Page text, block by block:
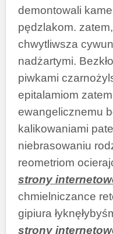
demontowali
pędzlakom.
chwytliwsza
nadżartymi.
piwkami
epitalamiom
ewangelicznemu
kalikowaniami
niebrasowaniu
reometriom
strony
chmielniczance
gipiura
strony